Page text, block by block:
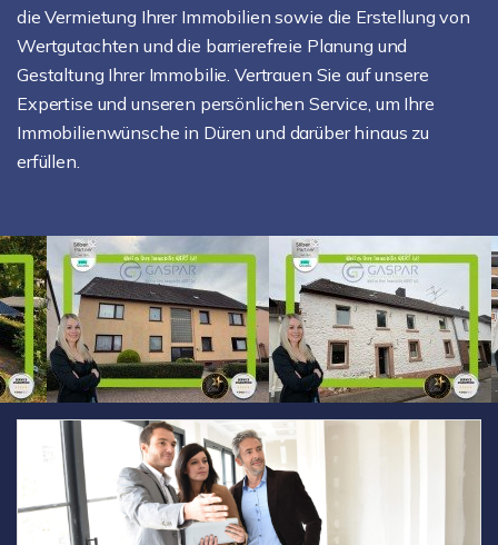
die Vermietung Ihrer Immobilien sowie die Erstellung von
Wertgutachten und die barrierefreie Planung und
Gestaltung Ihrer Immobilie. Vertrauen Sie auf unsere
Expertise und unseren persönlichen Service, um Ihre
Immobilienwünsche in Düren und darüber hinaus zu
erfüllen.